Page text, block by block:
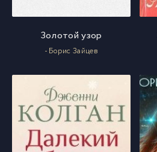
Золотой узор
- Борис Зайцев